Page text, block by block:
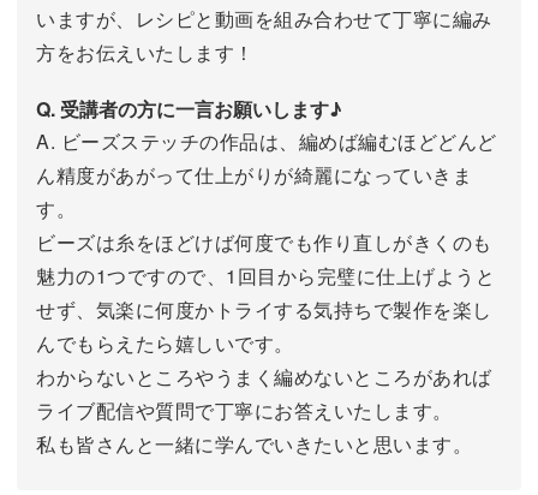
いますが、レシピと動画を組み合わせて丁寧に編み
方をお伝えいたします！
Q. 受講者の方に一言お願いします♪
A. ビーズステッチの作品は、編めば編むほどどんど
ん精度があがって仕上がりが綺麗になっていきま
す。
ビーズは糸をほどけば何度でも作り直しがきくのも
魅力の1つですので、1回目から完璧に仕上げようと
せず、気楽に何度かトライする気持ちで製作を楽し
んでもらえたら嬉しいです。
わからないところやうまく編めないところがあれば
ライブ配信や質問で丁寧にお答えいたします。
私も皆さんと一緒に学んでいきたいと思います。